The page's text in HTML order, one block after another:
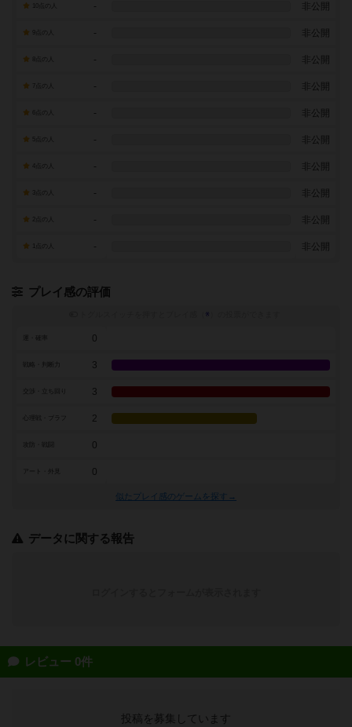
- 非公開
- 非公開
- 非公開
7点の人 - 非公開
- 非公開
- 非公開
- 非公開
- 非公開
- 非公開
- 非公開
プレイ感の評価
※
0
戦略・判断力 3
3
2
0
アート・外見 0
似たプレイ感のゲームを探す→
データに関する報告
レビュー 0件
投稿を募集しています